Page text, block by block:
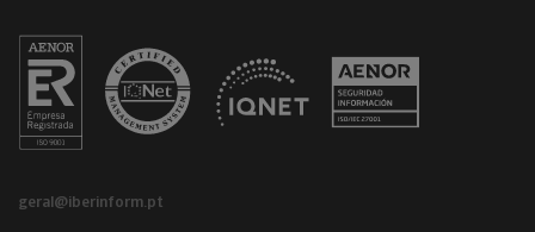
geral@iberinform.pt